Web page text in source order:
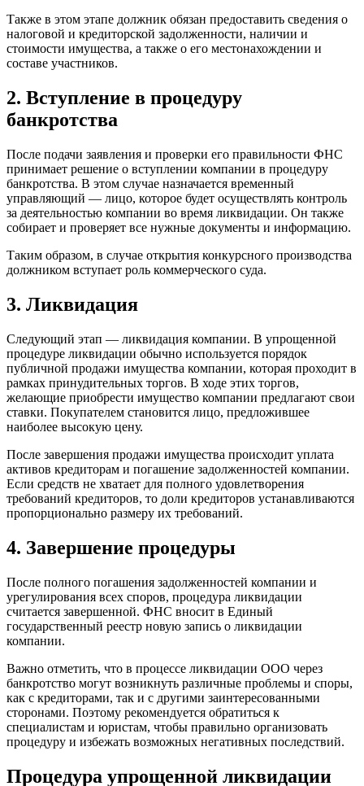
Также в этом этапе должник обязан предоставить сведения о
налоговой и кредиторской задолженности, наличии и
стоимости имущества, а также о его местонахождении и
составе участников.
2. Вступление в процедуру
банкротства
После подачи заявления и проверки его правильности ФНС
принимает решение о вступлении компании в процедуру
банкротства. В этом случае назначается временный
управляющий — лицо, которое будет осуществлять контроль
за деятельностью компании во время ликвидации. Он также
собирает и проверяет все нужные документы и информацию.
Таким образом, в случае открытия конкурсного производства
должником вступает роль коммерческого суда.
3. Ликвидация
Следующий этап — ликвидация компании. В упрощенной
процедуре ликвидации обычно используется порядок
публичной продажи имущества компании, которая проходит в
рамках принудительных торгов. В ходе этих торгов,
желающие приобрести имущество компании предлагают свои
ставки. Покупателем становится лицо, предложившее
наиболее высокую цену.
После завершения продажи имущества происходит уплата
активов кредиторам и погашение задолженностей компании.
Если средств не хватает для полного удовлетворения
требований кредиторов, то доли кредиторов устанавливаются
пропорционально размеру их требований.
4. Завершение процедуры
После полного погашения задолженностей компании и
урегулирования всех споров, процедура ликвидации
считается завершенной. ФНС вносит в Единый
государственный реестр новую запись о ликвидации
компании.
Важно отметить, что в процессе ликвидации ООО через
банкротство могут возникнуть различные проблемы и споры,
как с кредиторами, так и с другими заинтересованными
сторонами. Поэтому рекомендуется обратиться к
специалистам и юристам, чтобы правильно организовать
процедуру и избежать возможных негативных последствий.
Процедура упрощенной ликвидации